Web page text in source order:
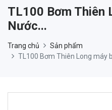
TL100 Bơm Thiên
Nước...
Trang chủ
Sản phẩm
TL100 Bơm Thiên Long máy